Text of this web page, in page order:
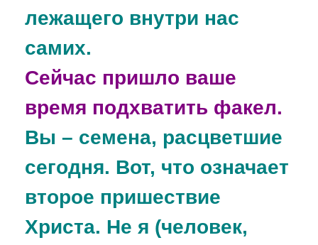
лежащего внутри нас
самих.
Сейчас пришло ваше
время подхватить факел.
Вы – семена, расцветшие
сегодня. Вот, что означает
второе пришествие
Христа. Не я (человек,